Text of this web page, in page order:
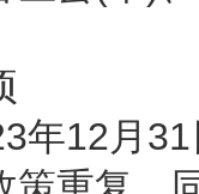
12月31